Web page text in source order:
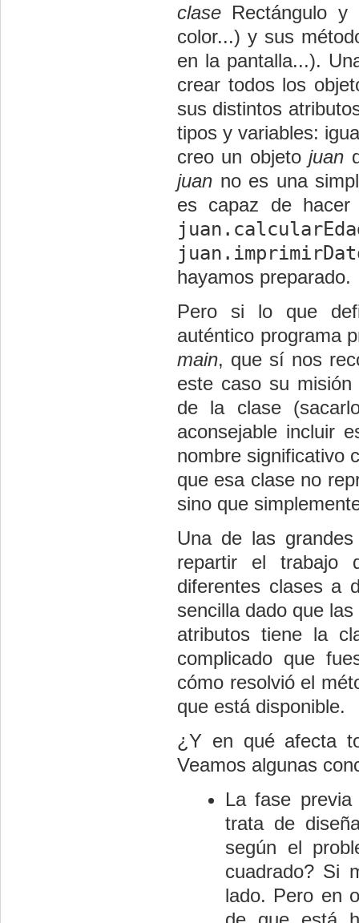
clase Rectángulo
color...) y sus
en la pantalla...).
crear todos los
sus distintos
tipos y variables:
creo un objetojuan
juan no es una
es capaz de
hayamos preparado.
Pero si lo que
auténtico programa
main, que sí nos
este caso su
de la clase
aconsejable incluir
nombre significativo
que esa clase no
sino que
Una de las
repartir el trabajo
diferentes clases a
sencilla dado que
atributos tiene la
complicado que
cómo resolvió el
que está disponible.
¿Y en qué afecta
Veamos algunas
La fase
trata de
según el
cuadrado? Si
lado. Pero en